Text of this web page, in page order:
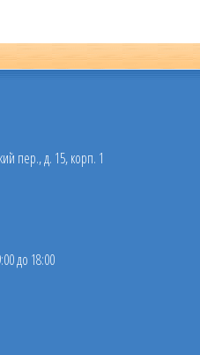
пер., д. 15, корп. 1
до 18:00